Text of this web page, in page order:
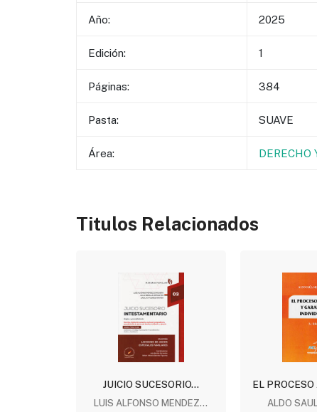
Año: 2025
Edición: 1
Páginas: 384
Pasta: SUAVE
Área: DERECHO
Titulos Relacionados
JUICIO SUCESORIO...
LUIS ALFONSO MENDEZ...
EL
ALDO